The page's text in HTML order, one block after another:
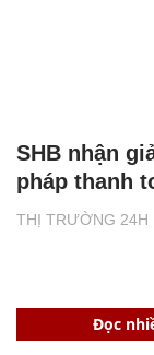
THỊ TRƯỜNG 24H
SHB nhận
pháp thanh
Đọc